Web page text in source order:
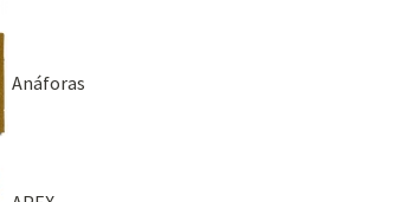
Anáforas